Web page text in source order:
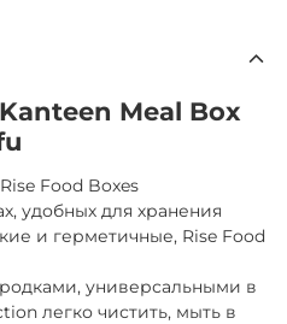
Meal Box
Food Boxes
удобных для хранения
и герметичные, Rise Food
универсальными в
легко чистить, мыть в